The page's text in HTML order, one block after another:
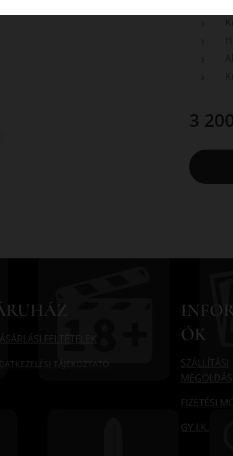
3
FELTÉTELEK
TÁJÉKOZTATÓ
ÓK
SZÁLLÍTÁSI
FIZETÉSI
GY.I.K.